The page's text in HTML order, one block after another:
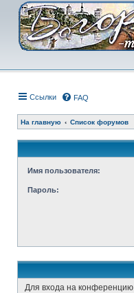
Ссылки FAQ
На главную Список форумов
Имя пользователя:
Пароль:
Для входа на конференцию